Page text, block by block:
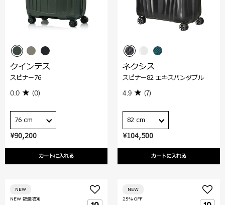
¥90,200
カートに入れる
クインテス
スピナー76
0.0 (0)
76 cm
¥104,500
カートに入れる
ネクシス
スピナー82 エキスパンダブル
4.9 (7)
82 cm
NEW 数量限定
NEW
25% OFF
NEW